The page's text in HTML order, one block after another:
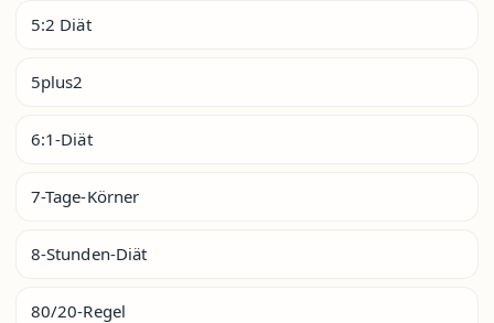
5:2 Diät
5plus2
6:1-Diät
7-Tage-Körner
8-Stunden-Diät
80/20-Regel